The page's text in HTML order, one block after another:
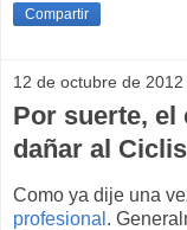
Compartir
12 de octubre de 2012
Por suerte, el
dañar al
Como ya dije una
profesional .